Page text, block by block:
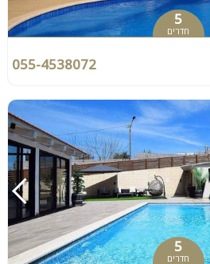
5
חדרים
055-4538072
5
חדרים